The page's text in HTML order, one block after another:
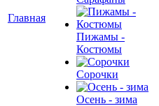
Главная
Пижамы -
Костюмы
Сорочки
Oсень - зима